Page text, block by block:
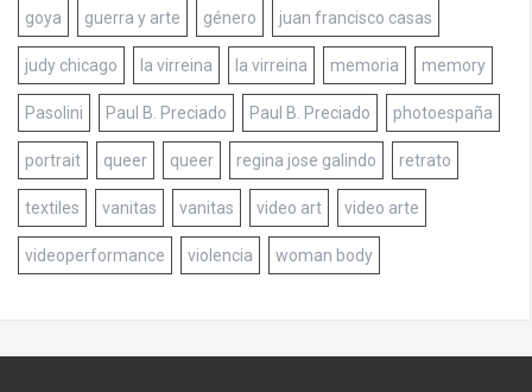
goya guerra y arte género juan francisco casas
judy chicago la virreina la virreina memoria memory
Pasolini Paul B. Preciado Paul B. Preciado photoespaña
portrait queer queer regina jose galindo retrato
textiles vanitas vanitas video art video arte
videoperformance violencia woman body